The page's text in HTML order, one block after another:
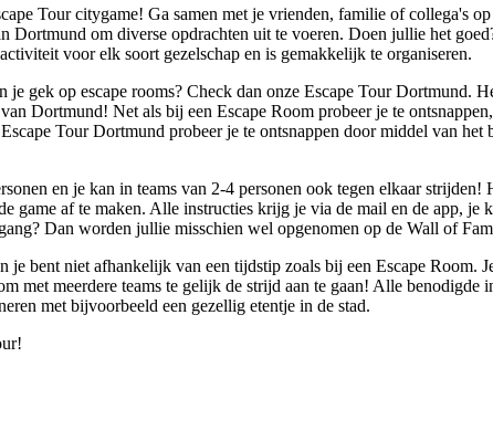
Tour citygame! Ga samen met je vrienden, familie of collega's
Dortmund om diverse opdrachten uit te voeren. Doen jullie het
voor elk soort gezelschap en is gemakkelijk te organiseren.
gek op escape rooms? Check dan onze Escape Tour Dortmund.
Dortmund! Net als bij een Escape Room probeer je te
Tour Dortmund probeer je te ontsnappen door middel van
en je kan in teams van 2-4 personen ook tegen elkaar
game af te maken. Alle instructies krijg je via de mail en de app,
Dan worden jullie misschien wel opgenomen op de Wall of
je bent niet afhankelijk van een tijdstip zoals bij een Escape
met meerdere teams te gelijk de strijd aan te gaan! Alle
met bijvoorbeeld een gezellig etentje in de stad.